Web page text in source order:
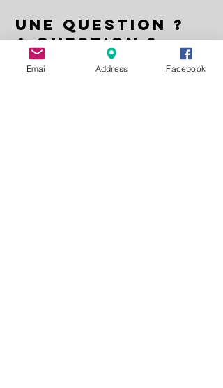
UNE QUESTION ?
A QUESTION ?
EIN FRAGE ?
Email Address Facebook